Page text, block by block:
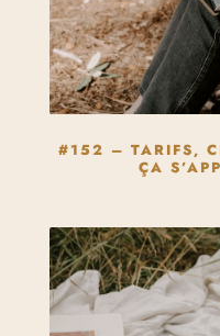
#152 – TARIFS,
ÇA